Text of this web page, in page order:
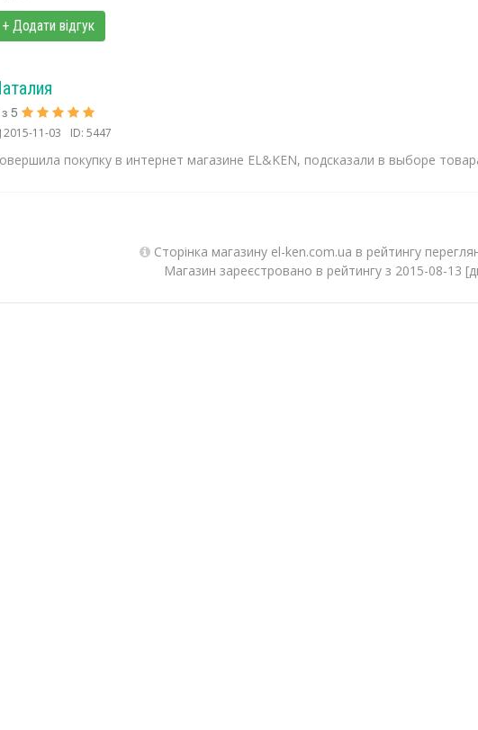
+ Додати відгук
з 5
2015-11-03 ID: 5447
покупку в интернет магазине EL&KEN, подсказали в выборе
Сторінка магазину el-ken.com.ua в рейтингу
Магазин зареєстровано в рейтингу з 2015-08-13